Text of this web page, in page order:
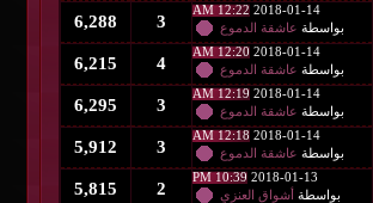
2018-01-14
12:22 AM
بواسطة عاشقة الدموع 3
6,288
2018-01-14
12:20 AM
بواسطة عاشقة الدموع 4
6,215
2018-01-14
12:19 AM
بواسطة عاشقة الدموع 3
6,295
2018-01-14
12:18 AM
بواسطة عاشقة الدموع 3
5,912
2018-01-13
10:39 PM
بواسطة أشواق العنزي 2
5,815